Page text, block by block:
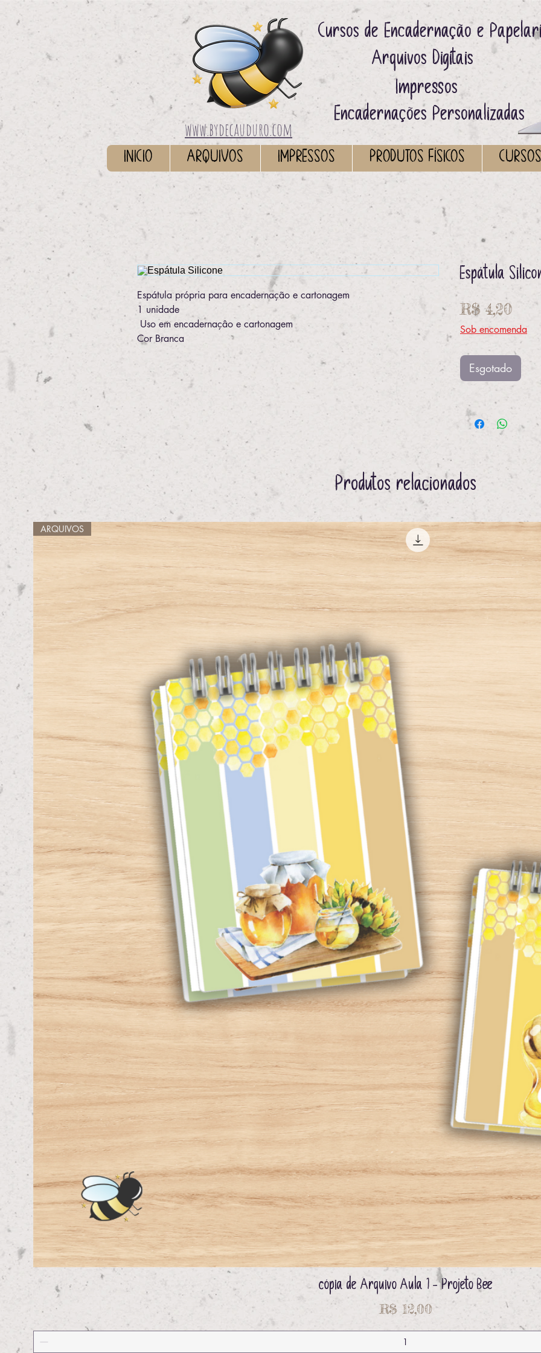
www.bydecauduro.com
Cursos de Encadernação e
Arquivos Digitais ​
Impressos ​
Encadernações Personalizadas
INICIO ARQUIVOS IMPRESSOS PRODUTOS FÍSICOS CURSOS
Espátula própria para encadernação e cartonagem
1 unidade
Uso em encadernaçâo e cartonagem
Cor Branca
Espátula
R$ 4,20
Sob encomenda
Esgotado
Produtos relacionados
Visualização rápida
ARQUIVOS
cópia de Arquivo Aula 1 - Projeto Bee
Preço
R$ 12,00